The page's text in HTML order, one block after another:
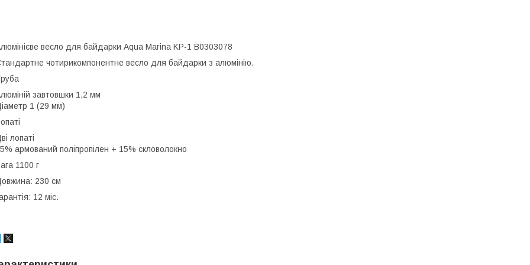
весло для байдарки Aqua Marina KP-1 B0303078
чотирикомпонентне весло для байдарки з алюмінію.
завтовшки 1,2 мм
1 (29 мм)
лопаті
армований поліпропілен + 15% скловолокно
1100 г
230 см
12 міс.